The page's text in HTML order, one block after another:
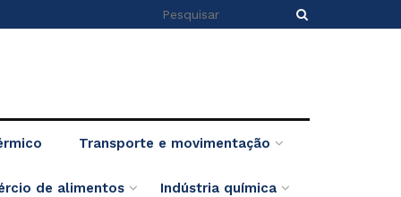
Transporte e movimentação
de alimentos Indústria química